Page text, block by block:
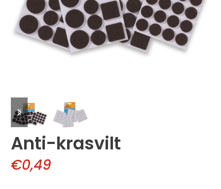
previous
slide
next
slide
Anti-krasvilt
€0,49